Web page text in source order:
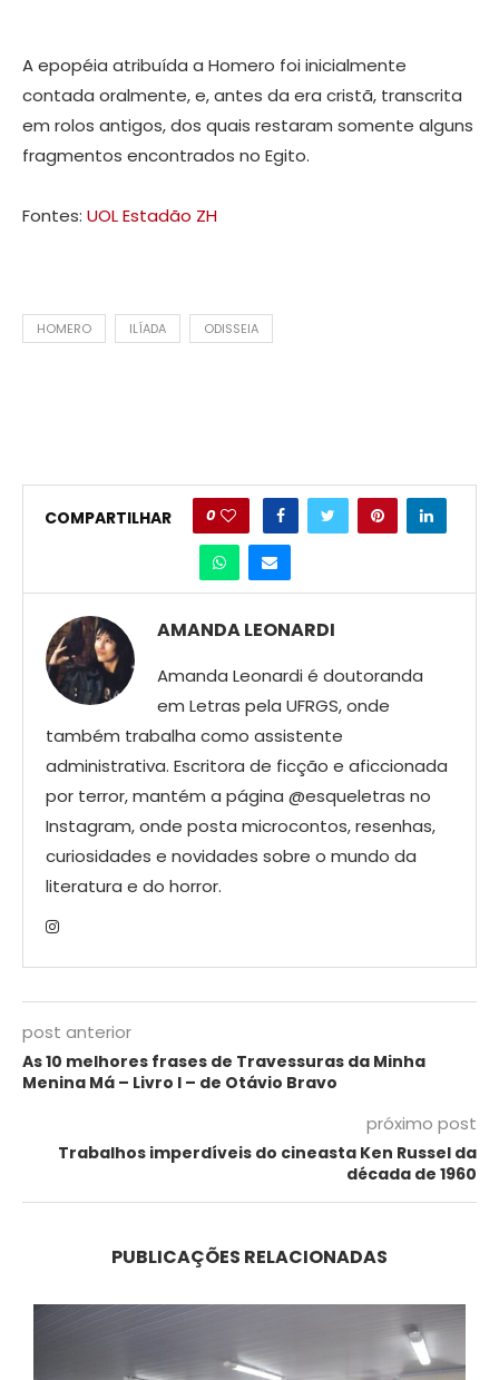
A epopéia atribuída a Homero foi inicialmente
contada oralmente, e, antes da era cristã, transcrita
em rolos antigos, dos quais restaram somente alguns
fragmentos encontrados no Egito.
Fontes: UOLEstadão ZH
HOMERO ILÍADA ODISSEIA
COMPARTILHAR 0
AMANDA LEONARDI
Amanda Leonardi é doutoranda
em Letras pela UFRGS, onde
também trabalha como assistente
administrativa. Escritora de ficção e aficcionada
por terror, mantém a página @esqueletras no
Instagram, onde posta microcontos, resenhas,
curiosidades e novidades sobre o mundo da
literatura e do horror.
post anterior
As 10 melhores frases de Travessuras da Minha
Menina Má – Livro I – de Otávio Bravo
próximo post
Trabalhos imperdíveis do cineasta Ken Russel da
década de 1960
PUBLICAÇÕES RELACIONADAS